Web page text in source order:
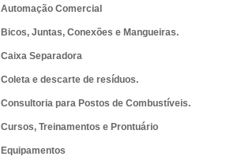
Automação Comercial
Bicos, Juntas, Conexões e Mangueiras.
Caixa Separadora
Coleta e descarte de resíduos.
Consultoria para Postos de Combustíveis.
Cursos, Treinamentos e Prontuário
Equipamentos